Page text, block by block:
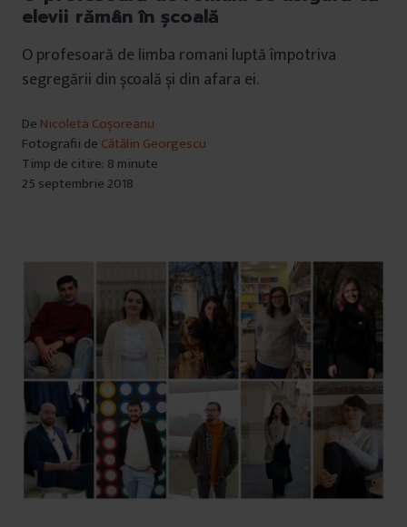
elevii rămân în școală
O profesoară de limba romani luptă împotriva
segregării din școală și din afara ei.
De Nicoleta Coșoreanu
Fotografii de Cătălin Georgescu
Timp de citire: 8 minute
25 septembrie 2018